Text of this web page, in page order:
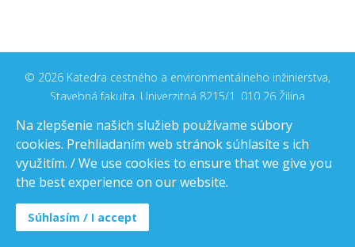
© 2026 Katedra cestného a environmentálneho inžinierstva,
Stavebná fakulta, Univerzitná 8215/1, 010 26 Žilina
Na zlepšenie našich služieb používame súbory
cookies. Prehliadaním web stránok súhlasíte s ich
využitím. / We use cookies to ensure that we give you
the best experience on our website.
Súhlasím / I accept